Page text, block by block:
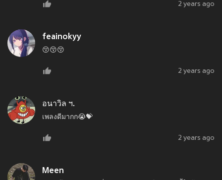
2 years ago
feainokyy
😚😚😚
2 years ago
อนาวิล ฯ.
เพลงดีมากก😭💝
2 years ago
Meen